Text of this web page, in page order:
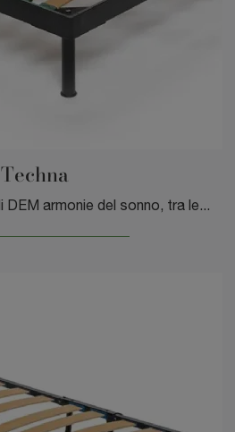
Techna
La rete letto Techna di DEM armonie del sonno, tra le soluzioni fisse del brand, è il modello perfetto per assicurarti il relax totale.